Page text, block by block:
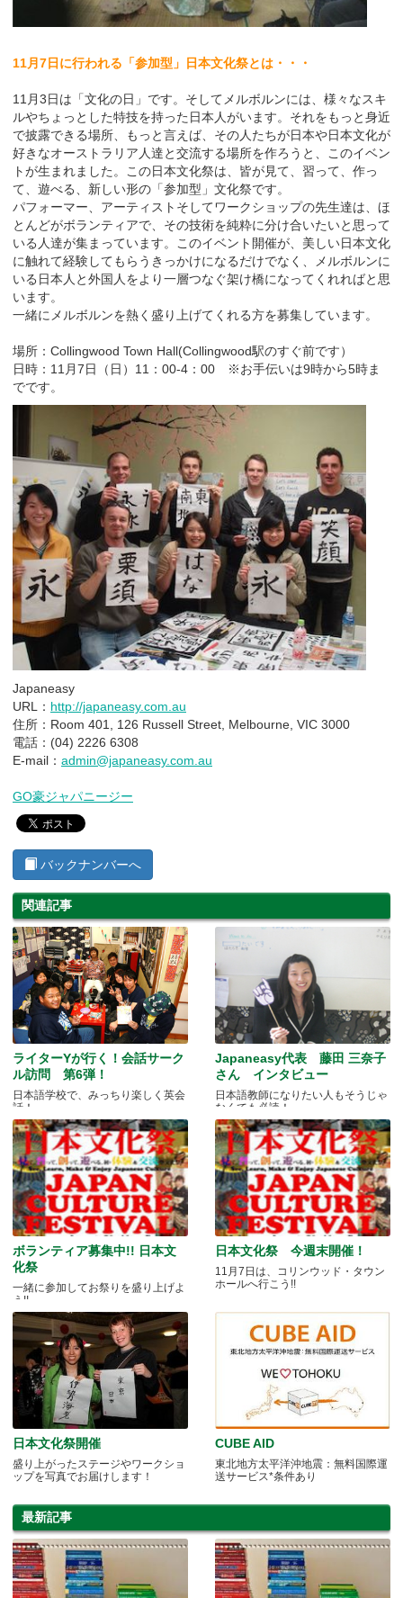
11月7日に行われる「参加型」日本文化祭とは・・・
11月3日は「文化の日」です。そしてメルボルンには、様々なスキ
ルやちょっとした特技を持った日本人がいます。それをもっと身近
で披露できる場所、もっと言えば、その人たちが日本や日本文化が
好きなオーストラリア人達と交流する場所を作ろうと、このイベン
トが生まれました。この日本文化祭は、皆が見て、習って、作っ
て、遊べる、新しい形の「参加型」文化祭です。
パフォーマー、アーティストそしてワークショップの先生達は、ほ
とんどがボランティアで、その技術を純粋に分け合いたいと思って
いる人達が集まっています。このイベント開催が、美しい日本文化
に触れて経験してもらうきっかけになるだけでなく、メルボルンに
いる日本人と外国人をより一層つなぐ架け橋になってくれればと思
います。
一緒にメルボルンを熱く盛り上げてくれる方を募集しています。
場所：Collingwood Town Hall(Collingwood駅のすぐ前です）
日時：11月7日（日）11：00-4：00 ※お手伝いは9時から5時ま
でです。
Japaneasy
URL： http://japaneasy.com.au
住所：Room 401, 126 Russell Street, Melbourne, VIC 3000
電話：(04) 2226 6308
E-mail： admin@japaneasy.com.au
GO豪ジャパニージー
バックナンバーへ
関連記事
ライターYが行く！会話サーク
ル訪問 第6弾！
日本語学校で、みっちり楽しく英会
話！
Japaneasy代表 藤田 三奈子
さん インタビュー
日本語教師になりたい人もそうじゃ
なくても必読！
ボランティア募集中!! 日本文
化祭
一緒に参加してお祭りを盛り上げよ
う!!
日本文化祭 今週末開催！
11月7日は、コリンウッド・タウン
ホールへ行こう!!
日本文化祭開催
盛り上がったステージやワークショ
ップを写真でお届けします！
CUBE AID
東北地方太平洋沖地震：無料国際運
送サービス*条件あり
最新記事